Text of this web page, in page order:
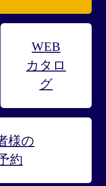
WEB
カタロ
グ
様の
約